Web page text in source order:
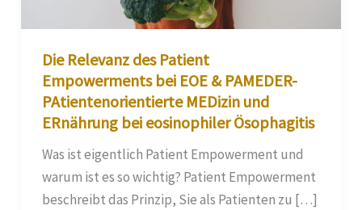
Die Relevanz des Patient
Empowerments bei EOE & PAMEDER-
PAtientenorientierte MEDizin und
ERnährung bei eosinophiler Ösophagitis
Was ist eigentlich Patient Empowerment und
warum ist es so wichtig? Patient Empowerment
beschreibt das Prinzip, Sie als Patienten zu […]